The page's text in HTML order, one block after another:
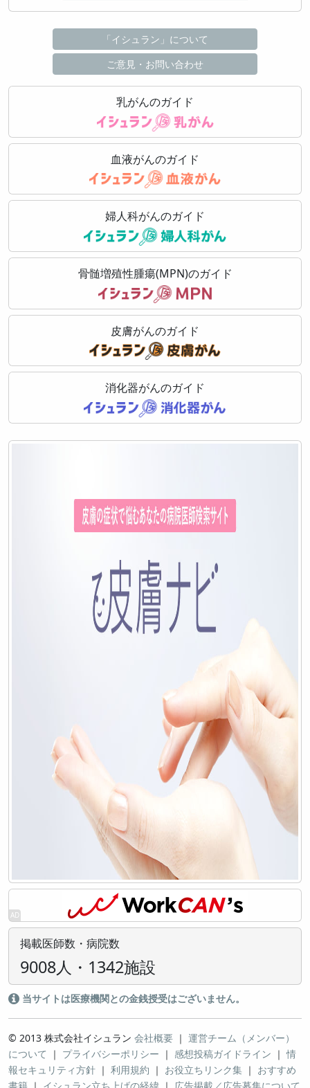
「イシュラン」について
ご意見・お問い合わせ
乳がんのガイド
血液がんのガイド
婦人科がんのガイド
骨髄増殖性腫瘍(MPN)のガイド
皮膚がんのガイド
消化器がんのガイド
掲載医師数・病院数
9008人・1342施設
当サイトは医療機関との金銭授受はございません。
© 2013 株式会社イシュラン 会社概要 ｜ 運営チーム（メンバー）
について
｜ プライバシーポリシー ｜ 感想投稿ガイドライン ｜情
報セキュリティ方針 ｜ 利用規約 ｜ お役立ちリンク集 ｜ おすすめ